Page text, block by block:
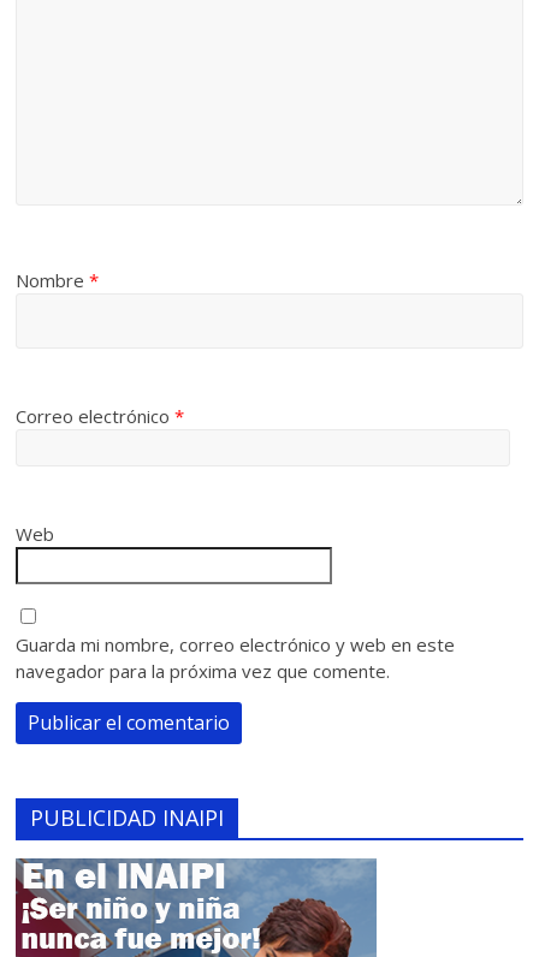
Nombre*
Correo electrónico*
Web
Guarda mi nombre, correo electrónico y web en este
navegador para la próxima vez que comente.
PUBLICIDAD INAIPI